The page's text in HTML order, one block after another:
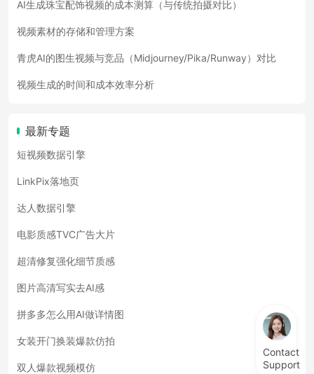
AI生成珠宝配饰视频的成本测算（与传统拍摄对比）
视频素材的存储和管理方案
青虎AI的图生视频与竞品（Midjourney/Pika/Runway）对比
视频生成的时间和成本效率分析
最新专题
短视频数据引擎
LinkPix落地页
达人数据引擎
电影质感TVC广告大片
超清修复强化细节质感
图片高清写实去AI感
拼多多怎么用AI做详情图
女装开门换装爆款仿拍
双人爆款视频模仿
Contact
Support